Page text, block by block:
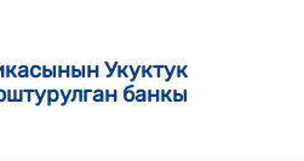
Укуктук
банкы